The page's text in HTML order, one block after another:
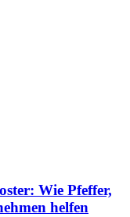
Wie Pfeffer,
helfen